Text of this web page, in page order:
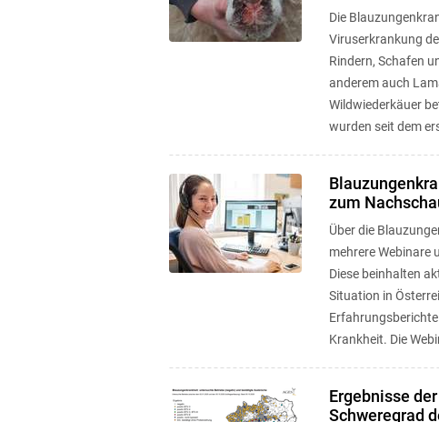
Die
Viruserkrankung
Rindern, Schafen
anderem auch
Wildwiederkäuer
wurden seit dem
zum
Über die
mehrere Webinare
Diese beinhalten
Situation in
Krankheit. Die
Ergebnisse
Schweregrad